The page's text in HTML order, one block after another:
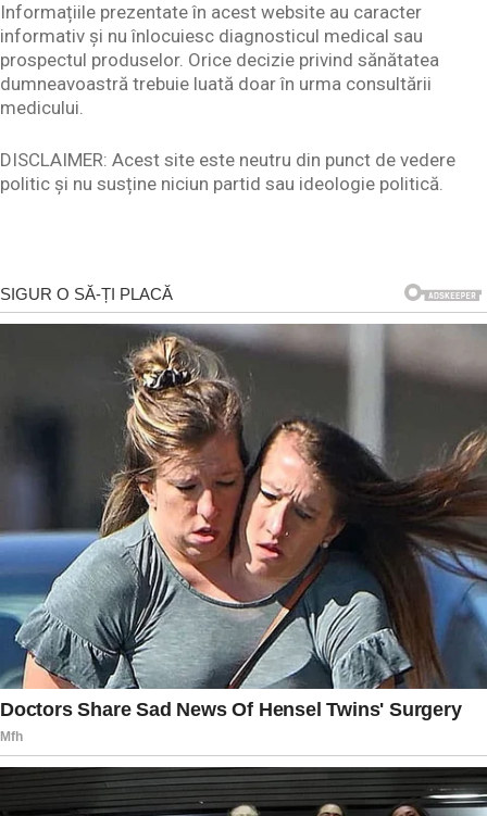
Informațiile prezentate în acest website au caracter
informativ și nu înlocuiesc diagnosticul medical sau
prospectul produselor. Orice decizie privind sănătatea
dumneavoastră trebuie luată doar în urma consultării
medicului.
DISCLAIMER: Acest site este neutru din punct de vedere
politic și nu susține niciun partid sau ideologie politică.